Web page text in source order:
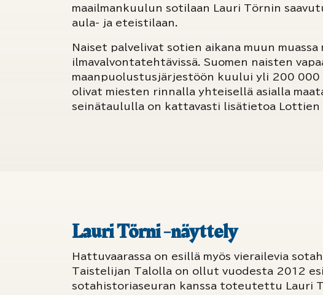
maailmankuulun sotilaan Lauri Törnin
aula- ja eteistilaan.
Naiset palvelivat sotien aikana muun
ilmavalvontatehtävissä. Suomen naisten
maanpuolustusjärjestöön kuului yli 200
olivat miesten rinnalla yhteisellä asialla
seinätaululla on kattavasti lisätietoa Lottien
Lauri Törni -näyttely
Hattuvaarassa on esillä myös vierailevia
Taistelijan Talolla on ollut vuodesta 2012
sotahistoriaseuran kanssa toteutettu Lauri